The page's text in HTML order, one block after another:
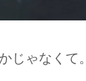
じゃなくて。